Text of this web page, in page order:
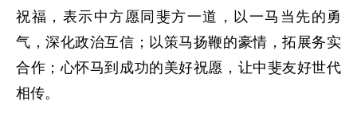
祝福，表示中方愿同斐方一道，以一马当先的勇
气，深化政治互信；以策马扬鞭的豪情，拓展务实
合作；心怀马到成功的美好祝愿，让中斐友好世代
相传。